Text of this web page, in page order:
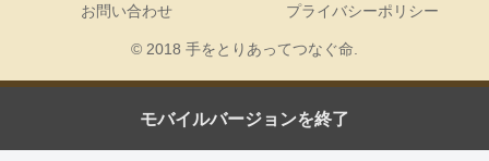
お問い合わせ
プライバシーポリシー
© 2018 手をとりあってつなぐ命.
モバイルバージョンを終了